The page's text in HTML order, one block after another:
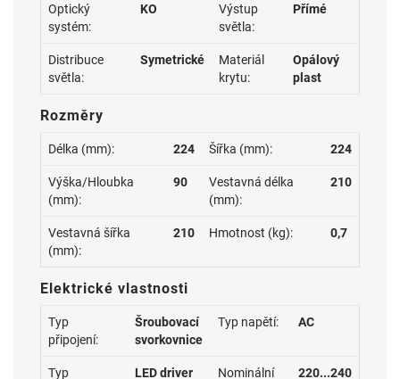
Optický
systém:
KO
Výstup
světla:
Přímé
Distribuce
světla:
Symetrické
Materiál
krytu:
Opálový
plast
Rozměry
Délka (mm): 224 Šířka (mm): 224
Výška/Hloubka
(mm):
90
Vestavná délka
(mm):
210
Vestavná šířka
(mm):
210 Hmotnost (kg): 0,7
Elektrické vlastnosti
Typ
připojení:
Šroubovací
svorkovnice
Typ napětí: AC
Typ
LED driver
Nominální
220...240